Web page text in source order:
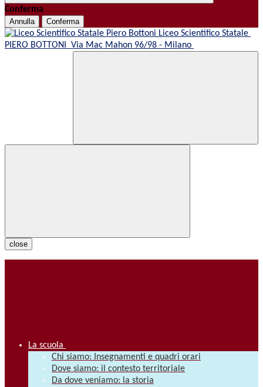
Conferma
Annulla Conferma
Liceo Scientifico Statale
PIERO BOTTONI Via Mac Mahon 96/98 - Milano
close
La scuola
Chi siamo: Insegnamenti e quadri orari
Dove siamo: il contesto territoriale
Da dove veniamo: la storia